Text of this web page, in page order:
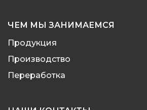
ЧЕМ МЫ ЗАНИМАЕМСЯ
Продукция
Производство
Переработка